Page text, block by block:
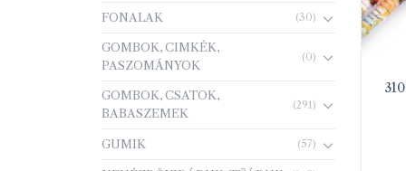
FONALAK (30)
GOMBOK, CIMKÉK,
PASZOMÁNYOK
(0)
GOMBOK, CSATOK,
BABASZEMEK
(291)
GUMIK (57)